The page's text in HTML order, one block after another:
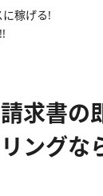
稼げる!
求書の
リング